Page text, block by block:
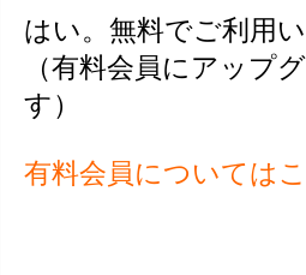
はい。無料でご利用
（有料会員にアップ
す）
有料会員については